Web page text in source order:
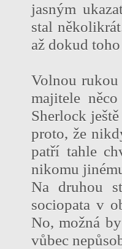
jasným
stal
až dokud
Volnou
majitele
Sherlock
proto, že
patří tahle
nikomu
Na druhou
sociopata v
No, možná
vůbec